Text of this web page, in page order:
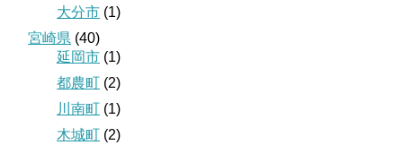
大分市 (1)
宮崎県 (40)
延岡市 (1)
都農町 (2)
川南町 (1)
木城町 (2)